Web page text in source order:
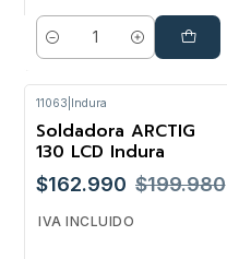
Cantidad
-18%
11063 Indura
Soldadora ARCTIG
130 LCD Indura
$162.990 $199.980
IVA INCLUIDO